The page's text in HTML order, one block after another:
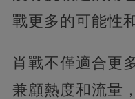
戰更多的可能性
肖戰不僅適合更
兼顧熱度和流量